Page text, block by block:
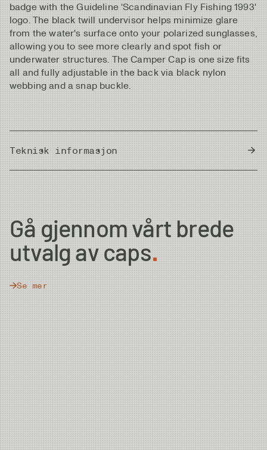
badge with the Guideline 'Scandinavian Fly Fishing 1993'
logo. The black twill undervisor helps minimize glare
from the water's surface onto your polarized sunglasses,
allowing you to see more clearly and spot fish or
underwater structures. The Camper Cap is one size fits
all and fully adjustable in the back via black nylon
webbing and a snap buckle.
Teknisk informasjon
Country of Origin Bangladesh
Gå gjennom vårt brede
utvalg av caps
Se mer